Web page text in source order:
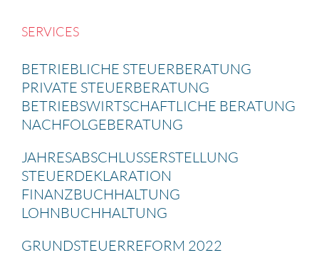
SERVICES
BETRIEB­LICHE STEUER­BE­RA­TUNG
PRIVATE STEUER­BE­RA­TUNG
BETRIEBS­WIRT­SCHAFT­LICHE BERATUNG
NACHFOL­GE­BE­RA­TUNG
JAHRES­AB­SCHLUSS­ERSTEL­LUNG
STEUER­DE­KLA­RA­TION
FINANZ­BUCH­HAL­TUNG
LOHNBUCH­HAL­TUNG
GRUND­STEU­ER­RE­FORM 2022